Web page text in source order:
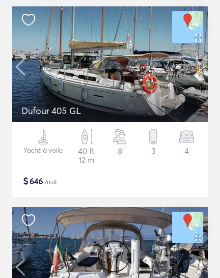
Dufour 405 GL
Yacht à voile
40 ft
12 m
8 3 4
$646 /nuit